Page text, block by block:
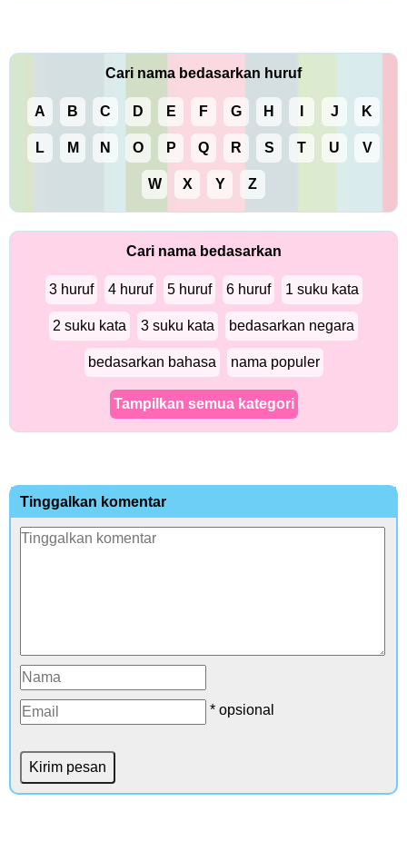
Cari nama bedasarkan huruf
A B C D E F G H J K
L M N O P Q R S T U V
W X Y Z
Cari nama bedasarkan
3 huruf 4 huruf 5 huruf 6 huruf 1 suku kata
2 suku kata 3 suku kata bedasarkan negara
bedasarkan bahasa nama populer
Tampilkan semua kategori
Tinggalkan komentar
* opsional